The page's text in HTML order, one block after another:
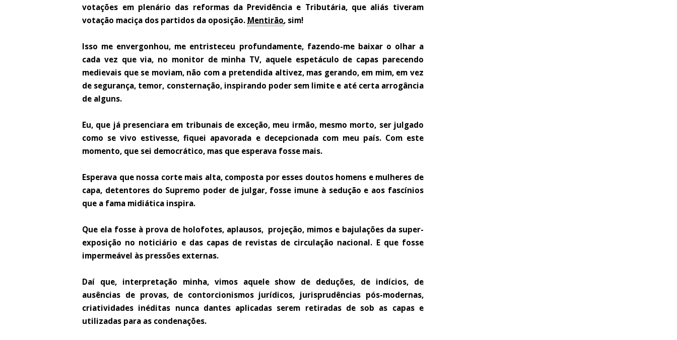
votações em plenário das reformas da Previdência e Tributária, que aliás tiveram
votação maciça dos partidos da oposição. Mentirão, sim!
Isso me envergonhou, me entristeceu profundamente, fazendo-me baixar o olhar a
cada vez que via, no monitor de minha TV, aquele espetáculo de capas parecendo
medievais que se moviam, não com a pretendida altivez, mas gerando, em mim, em vez
de segurança, temor, consternação, inspirando poder sem limite e até certa arrogância
de alguns.
Eu, que já presenciara em tribunais de exceção, meu irmão, mesmo morto, ser julgado
como se vivo estivesse, fiquei apavorada e decepcionada com meu país. Com este
momento, que sei democrático, mas que esperava fosse mais.
Esperava que nossa corte mais alta, composta por esses doutos homens e mulheres de
capa, detentores do Supremo poder de julgar, fosse imune à sedução e aos fascínios
que a fama midiática inspira.
Que ela fosse à prova de holofotes, aplausos, projeção, mimos e bajulações da super-
exposição no noticiário e das capas de revistas de circulação nacional. E que fosse
impermeável às pressões externas.
Daí que, interpretação minha, vimos aquele show de deduções, de indícios, de
ausências de provas, de contorcionismos jurídicos, jurisprudências pós-modernas,
criatividades inéditas nunca dantes aplicadas serem retiradas de sob as capas e
utilizadas para as condenações.